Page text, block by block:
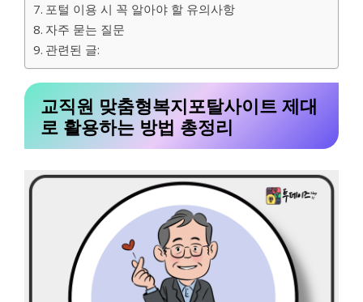
포털 이용 시 꼭 알아야 할 유의사항
자주 묻는 질문
관련된 글:
교직원 맞춤형복지포탈사이트 제대
로 활용하는 방법 총정리